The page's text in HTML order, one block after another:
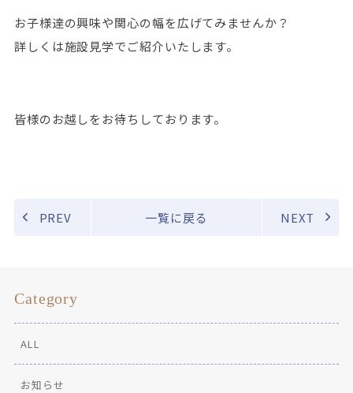
お子様達の興味や関心の幅を広げてみませんか？
詳しくは施設見学でご紹介いたします。
皆様のお越しをお待ちしております。
PREV 一覧に戻る NEXT
Category
ALL
お知らせ